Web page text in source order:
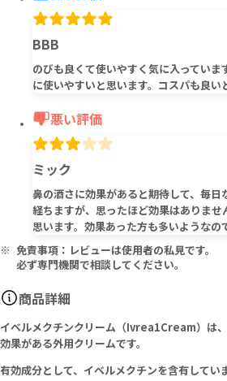
BBB
のびも良くて使いやすく気に入ってい
に使いやすいと思います。コスパも良い
悪い評価
ミック
鼻の酒さに効果があると期待して、毎
経ちますが、思ったほど効果はありませ
思います。効果あった方も多いようなの
免責事項：レビューは使用者の私見です。
必ず専門機関で相談してください。
商品詳細
イベルメクチンクリーム（Ivrea1Cream）は
効果がある外用クリームです。
有効成分として、イベルメクチンを含有していま